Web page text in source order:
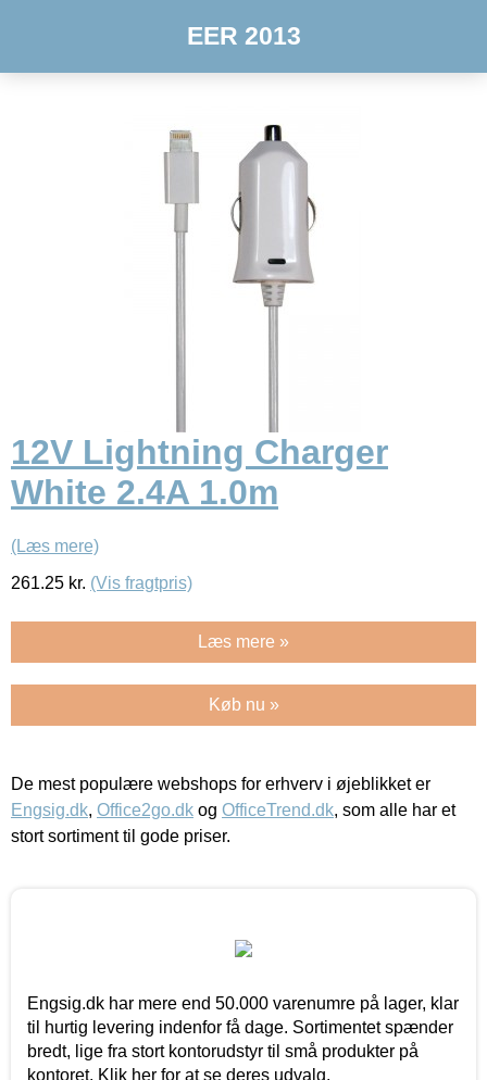
EER 2013
12V Lightning Charger
White 2.4A 1.0m
(Læs mere)
261.25 kr. (Vis fragtpris)
Læs mere »
Køb nu »
De mest populære webshops for erhverv i øjeblikket er
Engsig.dk, Office2go.dk og OfficeTrend.dk, som alle har et
stort sortiment til gode priser.
Engsig.dk har mere end 50.000 varenumre på lager, klar
til hurtig levering indenfor få dage. Sortimentet spænder
bredt, lige fra stort kontorudstyr til små produkter på
kontoret. Klik her for at se deres udvalg.